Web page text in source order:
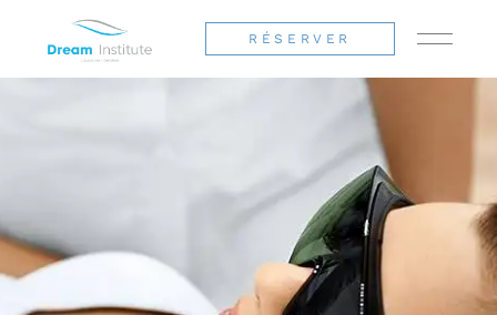
RÉSERVER